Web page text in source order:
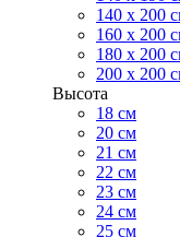
140 х 200
160 х 200
180 х 200
200 х 200
Высота
18 см
20 см
21 см
22 см
23 см
24 см
25 см